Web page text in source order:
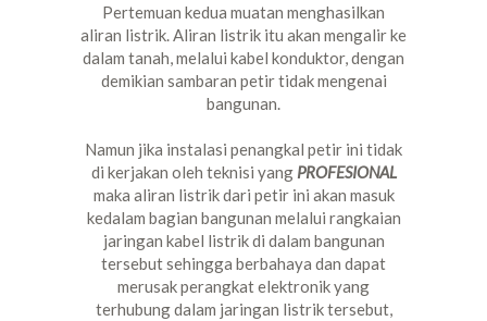
Pertemuan kedua muatan menghasilkan
aliran listrik. Aliran listrik itu akan mengalir ke
dalam tanah, melalui kabel konduktor, dengan
demikian sambaran petir tidak mengenai
bangunan.
Namun jika instalasi penangkal petir ini tidak
di kerjakan oleh teknisi yang PROFESIONAL
maka aliran listrik dari petir ini akan masuk
kedalam bagian bangunan melalui rangkaian
jaringan kabel listrik di dalam bangunan
tersebut sehingga berbahaya dan dapat
merusak perangkat elektronik yang
terhubung dalam jaringan listrik tersebut,